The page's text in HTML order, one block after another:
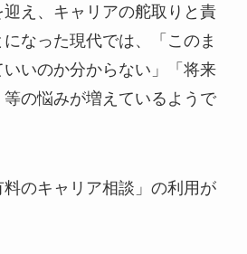
え、キャリアの舵取りと責
なった現代では、「このま
いいのか分からない」「将来
の悩みが増えているようで
のキャリア相談」の利用が